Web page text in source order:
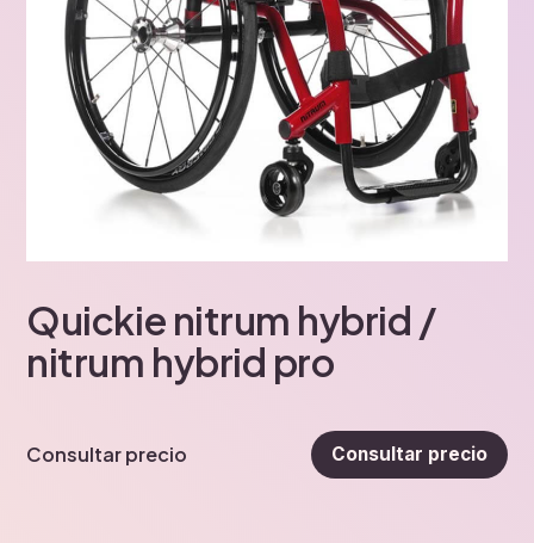
Quickie nitrum hybrid /
nitrum hybrid pro
Consultar precio Consultar precio